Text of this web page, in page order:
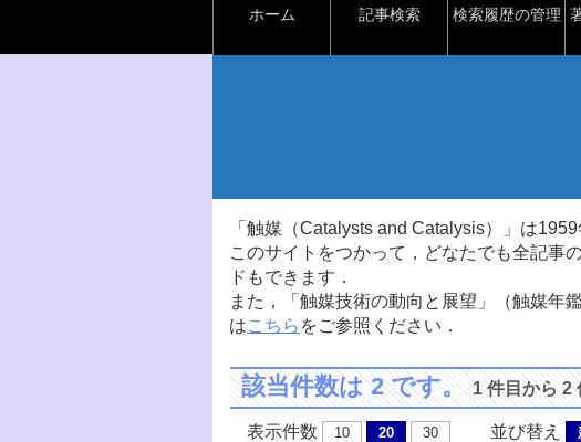
ホーム 記事検索 検索履歴の管理
「触媒（Catalysts and Catalysis）」は
このサイトをつかって，どなたでも全記事
ドもできます．
また，「触媒技術の動向と展望」（触媒年
はこちら をご参照ください．
該当件数は 2 です。1 件目から 2
表示件数 10 20 30 並び替え